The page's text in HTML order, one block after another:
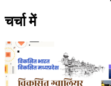
चर्चा में